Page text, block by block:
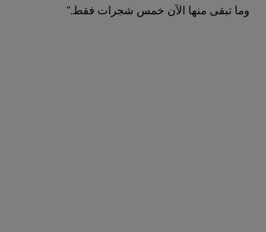
وما تبقى منها الآن خمس شجرات فقط.”